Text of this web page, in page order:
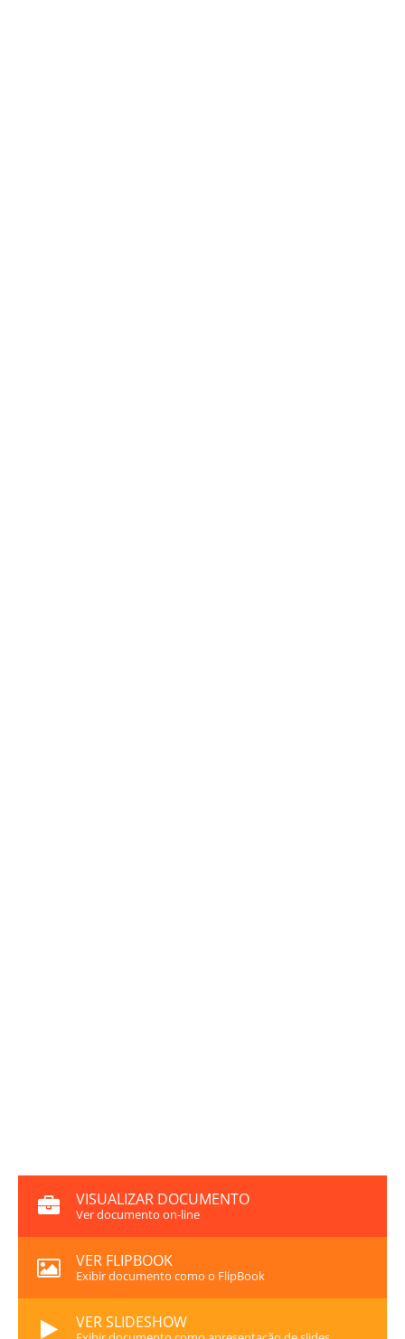
VISUALIZAR DOCUMENTO
Ver documento on-line
VER FLIPBOOK
Exibir documento como o FlipBook
VER SLIDESHOW